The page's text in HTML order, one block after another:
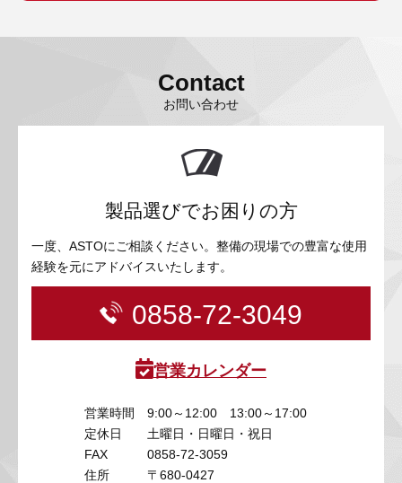
Contact
お問い合わせ
製品選びでお困りの方
一度、ASTOにご相談ください。整備の現場での豊富な使用
経験を元にアドバイスいたします。
0858-72-3049
営業カレンダー
営業時間
9:00～12:00 13:00～17:00
定休日
土曜日・日曜日・祝日
FAX
0858-72-3059
住所
〒680-0427